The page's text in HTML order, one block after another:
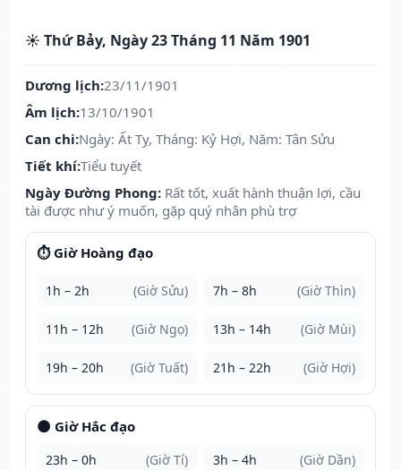
☀️ Thứ Bảy, Ngày 23 Tháng 11 Năm 1901
Dương lịch:23/11/1901
Âm lịch:13/10/1901
Can chi:Ngày: Ất Tỵ, Tháng: Kỷ Hợi, Năm: Tân Sửu
Tiết khí:Tiểu tuyết
Ngày Đường Phong: Rất tốt, xuất hành thuận lợi, cầu
tài được như ý muốn, gặp quý nhân phù trợ
⏱️ Giờ Hoàng đạo
1h – 2h (Giờ Sửu) 7h – 8h (Giờ Thìn)
11h – 12h (Giờ Ngọ) 13h – 14h (Giờ Mùi)
19h – 20h (Giờ Tuất) 21h – 22h (Giờ Hợi)
🌑 Giờ Hắc đạo
23h – 0h (Giờ Tí) 3h – 4h (Giờ Dần)